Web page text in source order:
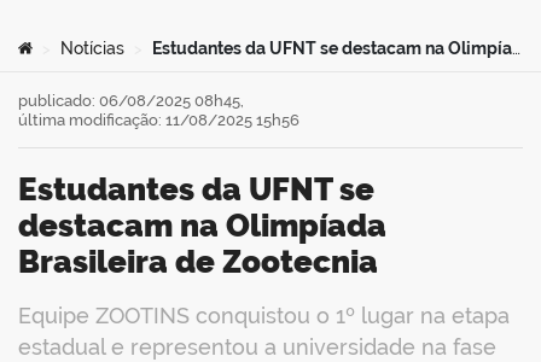
Você está aqui:
Notícias Estudantes da UFNT se destacam na Olimpíada Brasileira de Zootecnia
Estudantes da UFNT se
destacam na Olimpíada
Brasileira de Zootecnia
Equipe ZOOTINS conquistou o 1º lugar na etapa
estadual e representou a universidade na fase
publicado: 06/08/2025 08h45,
última modificação: 11/08/2025 15h56